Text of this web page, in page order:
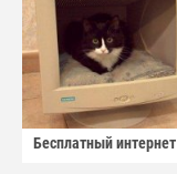
Бесплатный интернет